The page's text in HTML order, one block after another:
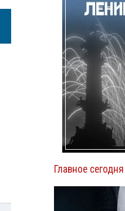
Главное сегодня